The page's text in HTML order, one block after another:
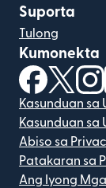
Suporta
Tulong
Kumonekta
(bubukas
Kasunduan sa
Kasunduan sa
Abiso sa
Patakaran sa
Ang Iyong